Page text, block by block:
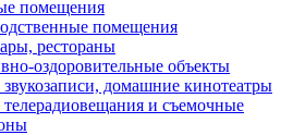
помещения
помещения
рестораны
оздоровительные объекты
домашние кинотеатры
и съемочные